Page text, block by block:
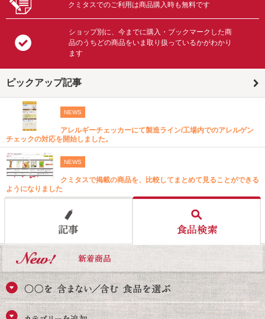
クミタスでのご利用は商品購入時も無料です
ショップ別に、今までに購入・ブックマークした商
品のうちどの商品をいま取り扱っているかがわかり
ます
ピックアップ記事
NEWS
アレルギーチェッカーにて製造ライン/工場内でのアレルゲン
チェックの対応を開始しました。
NEWS
クミタスで掲載の商品を、比較してまとめて見ることができる
ようになりました